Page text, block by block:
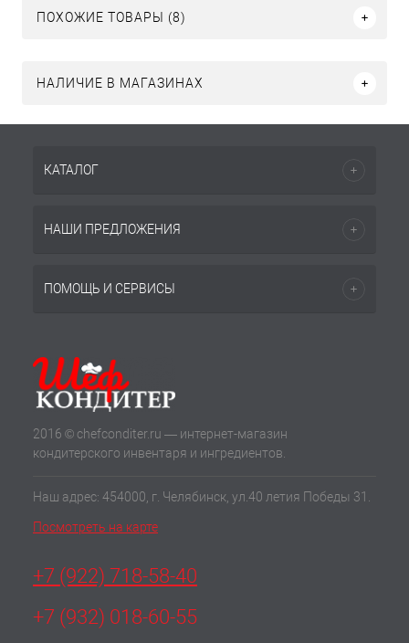
ПОХОЖИЕ ТОВАРЫ (8)
НАЛИЧИЕ В МАГАЗИНАХ
КАТАЛОГ
НАШИ ПРЕДЛОЖЕНИЯ
ПОМОЩЬ И СЕРВИСЫ
2016 © chefconditer.ru — интернет-магазин
кондитерского инвентаря и ингредиентов.
Наш адрес: 454000, г. Челябинск, ул.40 летия Победы 31.
Посмотреть на карте
+7 (922) 718-58-40
+7 (932) 018-60-55